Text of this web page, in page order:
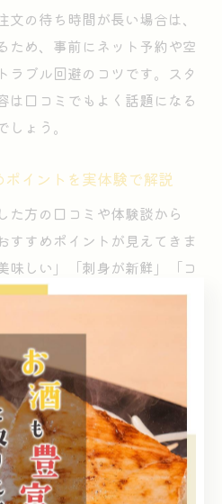
の待ち時間が長い場合は、
ため、事前にネット予約や空
ラブル回避のコツです。スタ
は口コミでもよく話題になる
ょう。
イントを実体験で解説
た方の口コミや体験談から
すすめポイントが見えてきま
味しい」「刺身が新鮮」「コ
といった料理面の評価や、
げられています。
帰りの一杯など、シーンごと
てくれる店も人気です。例え
ウンター席、グループ利用に
など、状況に応じた空間選び
ます。さらに、期間限定メニ